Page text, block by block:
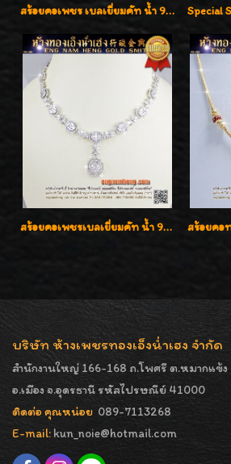
สร้อยคอเพชร เบลเยี่ยมคัท น้ำ 98% F-Color/VVS รูปแบบหวานใส่สวยดูดีน่ารักสุดๆค่ะ
สร้อยคอเพชรเบลเยี่ยมคัท น้ำ 99% E-Color / VVS น้ำหนักเพชรรวม 16.05 กะรัต
บริษัท ห้างเพชรทองเอ็งน่ำเฮง จำกัด
สำนักงานใหญ่ 166-168 ถ.โพศรี ต.หมากแข้ง
อ.เมือง จ.อุดรธานี รหัสไปรษณีย์ 41000
ติดต่อ คุณหน่อย 089-7113268
E-mail: kun_noie@hotmail.com